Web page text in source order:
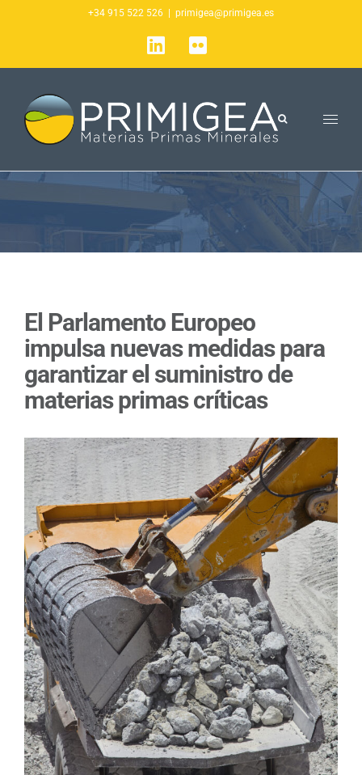
+34 915 522 526 primigea@primigea.es
LinkedIn
Flickr
El Parlamento Europeo
impulsa nuevas medidas para
garantizar el suministro de
materias primas críticas